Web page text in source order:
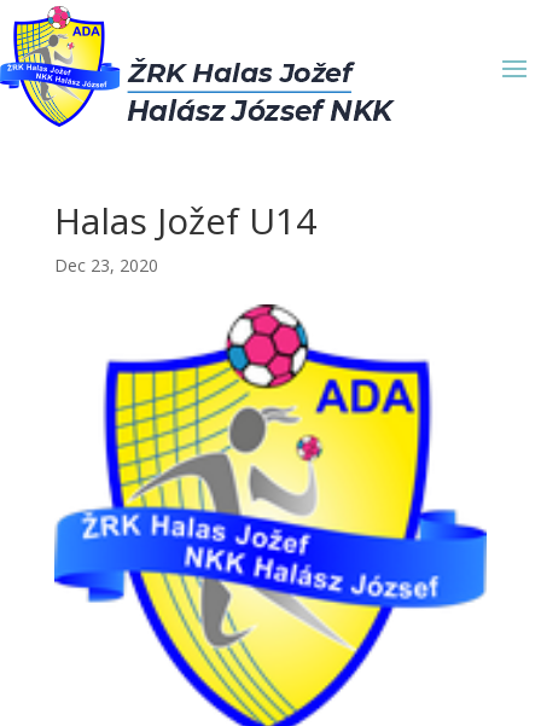
Halas Jožef U14
Dec 23, 2020